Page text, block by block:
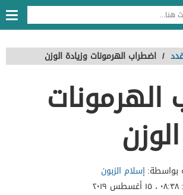
غدد / اضطراب الهرمونات وزيادة الوزن
الهرمونات
بواسطة:إسلام الزبون
٠٨:٣٨ ، ١٥ أغسطس ٢٠١٩